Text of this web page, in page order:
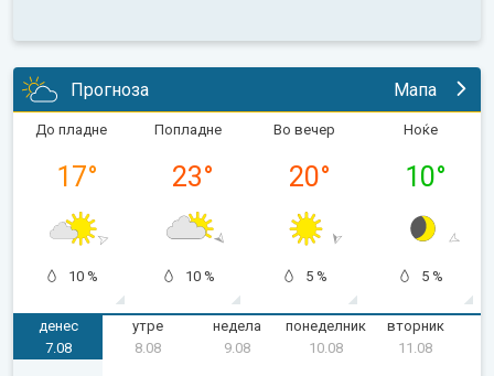
Прогноза Мапа
До пладне
17°
10 %
Попладне
23°
10 %
Во вечер
20°
5 %
Ноќе
10°
5 %
денес
петок, 07.08
7.08
утре
8.08
недела
9.08
понеделник
10.08
вторник
11.08